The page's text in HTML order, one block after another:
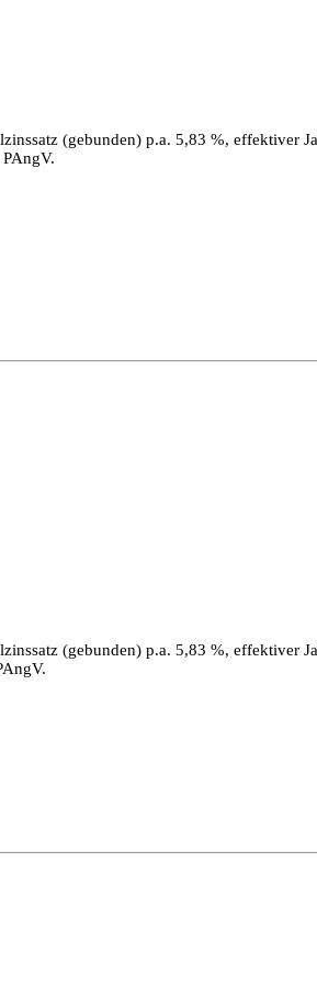
(gebunden) p.a. 5,83 %, effektiver
(gebunden) p.a. 5,83 %, effektiver